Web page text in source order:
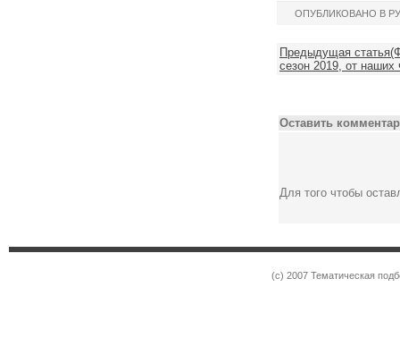
ОПУБЛИКОВАНО В
Предыдущая
сезон 2019, от наших
Оставить
Для того чтобы
(c) 2007 Тематическая